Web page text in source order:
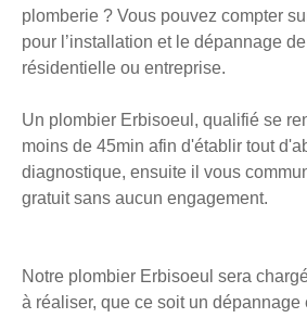
plomberie ? Vous pouvez compter
pour l’installation et le dépannage
résidentielle ou entreprise.
Un plombier Erbisoeul, qualifié se
moins de 45min afin d'établir tout
diagnostique, ensuite il vous
gratuit sans aucun engagement.
Notre plombier Erbisoeul sera
à réaliser, que ce soit un dépannage